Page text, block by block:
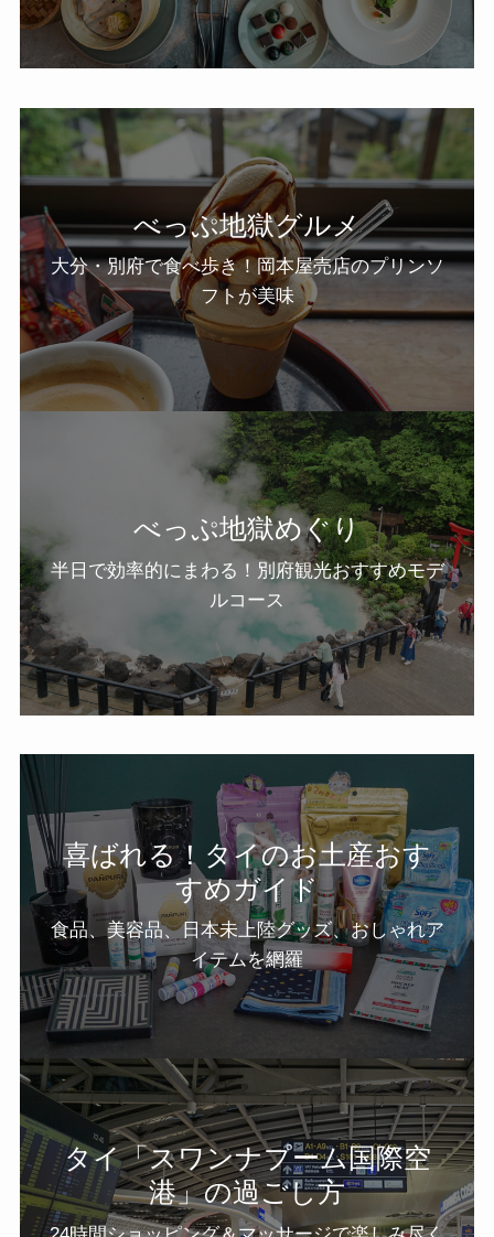
べっぷ地獄グルメ
大分・別府で食べ歩き！岡本屋売店のプリンソ
フトが美味
べっぷ地獄めぐり
半日で効率的にまわる！別府観光おすすめモデ
ルコース
喜ばれる！タイのお土産おす
すめガイド
食品、美容品、日本未上陸グッズ、おしゃれア
イテムを網羅
タイ「スワンナプーム国際空
港」の過ごし方